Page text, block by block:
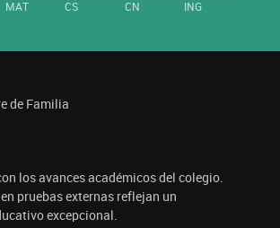
MAT CS CN ING
de Familia
los avances académicos del colegio.
pruebas externas reflejan un
excepcional.